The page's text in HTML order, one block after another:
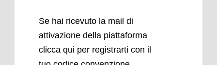
Se hai ricevuto la mail di
attivazione della piattaforma
clicca qui per registrarti con il